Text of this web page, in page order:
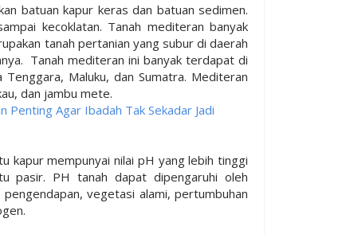
batuan kapur keras dan batuan sedimen.
kecoklatan. Tanah mediteran banyak
tanah pertanian yang subur di daerah
Tanah mediteran ini banyak terdapat di
Tenggara, Maluku, dan Sumatra. Mediteran
dan jambu mete.
Penting Agar Ibadah Tak Sekadar Jadi
kapur mempunyai nilai pH yang lebih tinggi
pasir. PH tanah dapat dipengaruhi oleh
vegetasi alami, pertumbuhan